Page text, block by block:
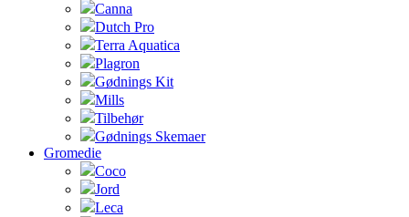
Canna
Dutch Pro
Terra Aquatica
Plagron
Gødnings Kit
Mills
Tilbehør
Gødnings Skemaer
Gromedie
Coco
Jord
Leca